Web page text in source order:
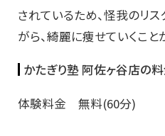
されているため、怪我のリ
がら、綺麗に痩せていくこと
かたぎり塾 阿佐ヶ谷店の
体験料金 無料(60分)